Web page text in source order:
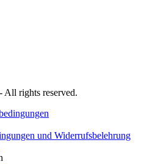
- All rights reserved.
und Widerrufsbelehrung